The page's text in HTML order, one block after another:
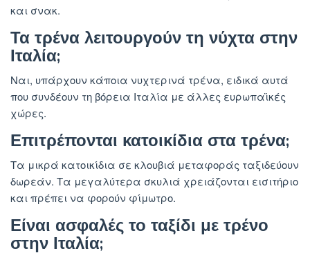
και σνακ.
Τα τρένα λειτουργούν τη νύχτα στην
Ιταλία;
Ναι, υπάρχουν κάποια νυχτερινά τρένα, ειδικά αυτά
που συνδέουν τη βόρεια Ιταλία με άλλες ευρωπαϊκές
χώρες.
Επιτρέπονται κατοικίδια στα τρένα;
Τα μικρά κατοικίδια σε κλουβιά μεταφοράς ταξιδεύουν
δωρεάν. Τα μεγαλύτερα σκυλιά χρειάζονται εισιτήριο
και πρέπει να φορούν φίμωτρο.
Είναι ασφαλές το ταξίδι με τρένο
στην Ιταλία;